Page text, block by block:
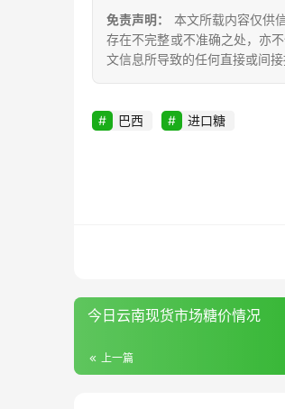
免责声明：
本文所载内容仅供
存在不完整或不准确之处，亦
文信息所导致的任何直接或间
巴西 进口糖
今日云南现货市场糖价情况
上一篇